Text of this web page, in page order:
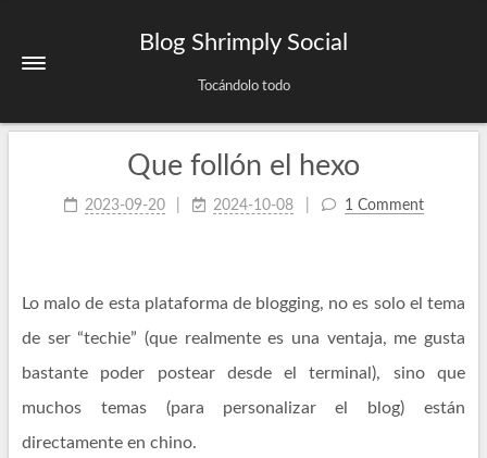
Blog Shrimply Social
Tocándolo todo
Que follón el hexo
2023-09-20 2024-10-08 1 Comment
Lo malo de esta plataforma de blogging, no es solo el tema
de ser “techie” (que realmente es una ventaja, me gusta
bastante poder postear desde el terminal), sino que
muchos temas (para personalizar el blog) están
directamente en chino.